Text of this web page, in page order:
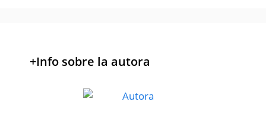
+Info sobre la autora